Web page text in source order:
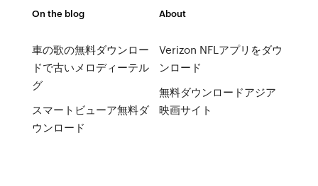
On the blog
車の歌の無料ダウンロー
ドで古いメロディーテル
グ
スマートビューア無料ダ
ウンロード
About
Verizon NFLアプリをダウ
ンロード
無料ダウンロードアジア
映画サイト